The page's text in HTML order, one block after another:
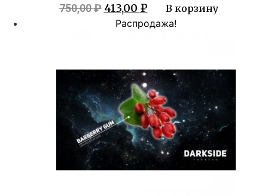
750,00₽ Первоначальная
цена
413,00 ₽Текущая
цена:
В корзину
Распродажа!